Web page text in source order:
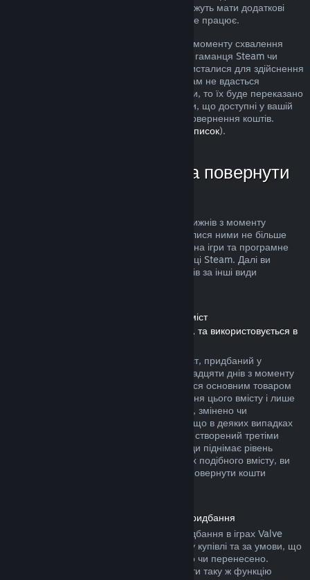
розгляд. Користувачі в деяких країнах можуть мати додаткові
права на повернення за умов, коли гра не працює.
Кошти буде повернуто протягом тижня з моменту схвалення
запиту. Кошти буде переказано назад до гаманця Steam чи
через інший спосіб оплати, яким ви скористалися для здійснення
придбання. Якщо, з будь-яких причин, нам не вдасться
повернути кошти через ваш спосіб оплати, то їх буде переказано
до гаманця Steam. (Деякі способи оплати, що доступні у вашій
країні, можуть не підтримувати функції повернення коштів.
Клацніть тут, щоби переглянути повний список).
У яких випадках можна повернути
Повернути кошти можна протягом двох тижнів з моменту
придбання товарів та якщо ви користувалися ними не більше
двох годин. Ця можливість поширюється на ігри та програмне
забезпечення, яке ви придбали у крамниці Steam. Далі ви
можете довідатися про повернення коштів за інші види
Повернення коштів за завантажуваний вміст
(Вміст, який доступний у крамниці Steam, та використовується в
Повернути кошти за завантажуваний вміст, придбаний у
крамниці Steam, можна протягом чотирнадцяти днів з моменту
придбання, за умови, що ви користувалися основним товаром
не більше двох годин з моменту придбання цього вмісту і лише
якщо його не було повністю використано, змінено чи
перенесено. Будь ласка, майте на увазі, що в деяких випадках
ми не можемо повернути кошти за вміст, створений третіми
особами (наприклад: якщо вміст назавжди піднімає рівень
вашого ігрового персонажа). На сторінках подібного вмісту, ви
побачите примітку, у якій написано, що повернути кошти
Повернення коштів за внутрішньоігрові придбання
Steam дозволяє повернути кошти за придбання в іграх Valve
протягом сорока восьми годин з моменту купівлі та за умови, що
їх не було повністю використано, змінено чи перенесено.
Сторонні розробники також можуть додати таку ж функцію